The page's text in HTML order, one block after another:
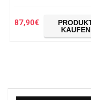
Koffer Reisekoffer
Reisekofferset Gepäck…
87,90€
KAUFEN